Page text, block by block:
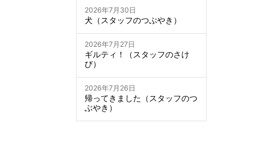
2026年7月30日
犬（スタッフのつぶやき）
2026年7月27日
ギルティ！（スタッフのさけ
び）
2026年7月26日
帰ってきました（スタッフのつ
ぶやき）